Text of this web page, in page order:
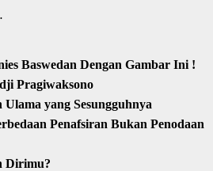
Baswedan Dengan Gambar Ini !
Pragiwaksono
yang Sesungguhnya
Penafsiran Bukan Penodaan
Dirimu?